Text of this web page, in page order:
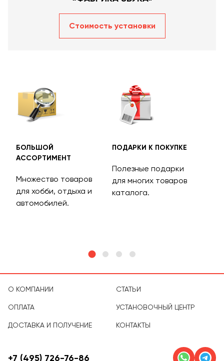
Стоимость уcтановки
БОЛЬШОЙ
АССОРТИМЕНТ
Множество товаров
для хобби, отдыха и
автомобилей.
ПОДАРКИ К ПОКУПКЕ
Полезные подарки
для многих товаров
каталога.
О КОМПАНИИ
ОПЛАТА
ДОСТАВКА И ПОЛУЧЕНИЕ
СТАТЬИ
УСТАНОВОЧНЫЙ ЦЕНТР
КОНТАКТЫ
+7 (495) 726-76-86